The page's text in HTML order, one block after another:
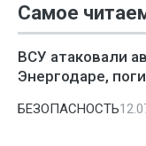
Самое
ВСУ атаковали
Энергодаре,
БЕЗОПАСНОСТЬ